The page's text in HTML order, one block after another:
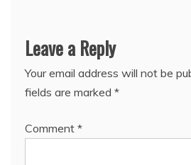
Leave a Reply
Your email address will not be
fields are marked *
Comment *